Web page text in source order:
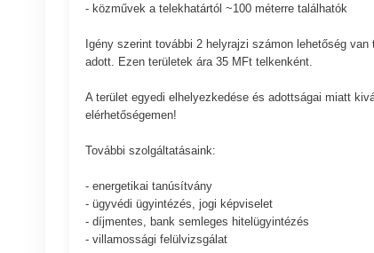
- közművek a telekhatártól ~100 méterre találhatók
Igény szerint további 2 helyrajzi számon lehetőség
adott. Ezen területek ára 35 MFt telkenként.
A terület egyedi elhelyezkedése és adottságai miatt
elérhetőségemen!
További szolgáltatásaink:
- energetikai tanúsítvány
- ügyvédi ügyintézés, jogi képviselet
- díjmentes, bank semleges hitelügyintézés
- villamossági felülvizsgálat